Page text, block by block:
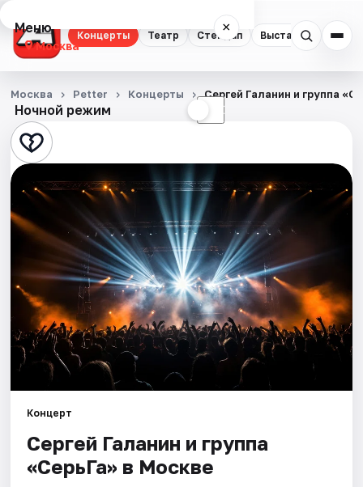
Концерты Театр Стендап Выставки
Меню ×
Москва
Концерты
Театр
Стендап
Выставки
Квесты
Экскурсии
Спорт
События
Площадки
Артисты
Ночной режим ☾
Москва Petter Концерты Сергей Галанин и группа
Концерт
Сергей Галанин и группа
«СерьГа» в Москве